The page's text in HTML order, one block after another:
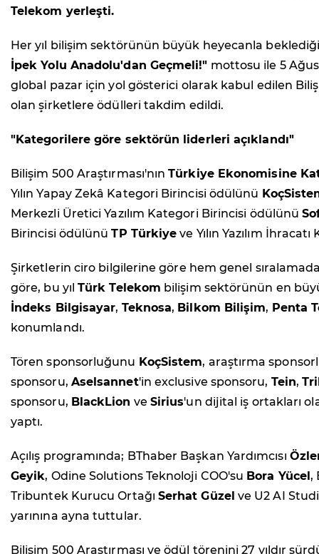
Telekom yerleşti.
Her yıl bilişim sektörünün büyük heyecanla
İpek Yolu Anadolu'dan Geçmeli!" mottosu ile 5
global pazar için yol gösterici olarak kabul edilen
olan şirketlere ödülleri takdim edildi.
"Kategorilere göre sektörün liderleri açıklandı"
Bilişim 500 Araştırması'nınTürkiye Ekonomisine
Yılın Yapay Zekâ Kategori Birincisi ödülünü
Merkezli Üretici Yazılım Kategori Birincisi ödülünü
Birincisi ödülünüTP Türkiye ve Yılın Yazılım
Şirketlerin ciro bilgilerine göre hem genel
göre, bu yılTürk Telekom bilişim sektörünün en
İndeks Bilgisayar, Teknosa, Bilkom Bilişim, Penta
konumlandı.
Tören sponsorluğunu KoçSistem, araştırma
sponsoru, Aselsannet'in exclusive sponsoru, Tein,
sponsoru, BlackLion ve Sirius'un dijital iş ortakları
yaptı.
Açılış programında; BThaber Başkan Yardımcısı
Geyik, Odine Solutions Teknoloji COO'su Bora Yücel,
Tribuntek Kurucu Ortağı Serhat Güzel ve U2 AI
yarınına ayna tuttular.
Bilişim 500 Araştırması ve ödül törenini 27 yıldır